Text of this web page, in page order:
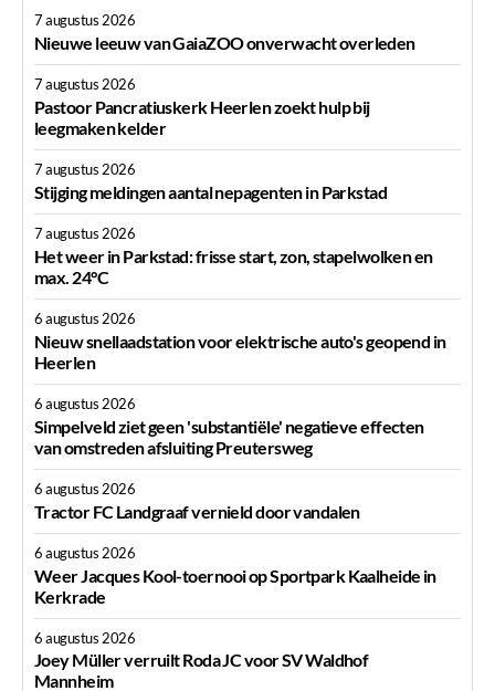
7 augustus 2026
Nieuwe leeuw van GaiaZOO onverwacht overleden
7 augustus 2026
Pastoor Pancratiuskerk Heerlen zoekt hulp bij
leegmaken kelder
7 augustus 2026
Stijging meldingen aantal nepagenten in Parkstad
7 augustus 2026
Het weer in Parkstad: frisse start, zon, stapelwolken en
max. 24°C
6 augustus 2026
Nieuw snellaadstation voor elektrische auto's geopend in
Heerlen
6 augustus 2026
Simpelveld ziet geen 'substantiële' negatieve effecten
van omstreden afsluiting Preutersweg
6 augustus 2026
Tractor FC Landgraaf vernield door vandalen
6 augustus 2026
Weer Jacques Kool-toernooi op Sportpark Kaalheide in
Kerkrade
6 augustus 2026
Joey Müller verruilt Roda JC voor SV Waldhof
Mannheim